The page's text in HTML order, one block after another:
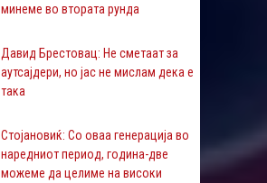
минеме во втората рунда
Давид Брестовац: Не сметаат за
аутсајдери, но јас не мислам дека е
така
Стојановиќ: Со оваа генерација во
наредниот период, година-две
можеме да целиме на високи